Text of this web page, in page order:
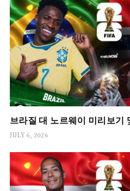
브라질 대 노르웨이 미리보기
JULY 6, 2026